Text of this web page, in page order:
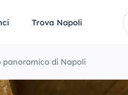
Trova Napoli
panoramico di Napoli